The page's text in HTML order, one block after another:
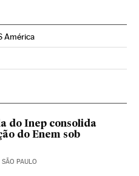
América
en Facebook
do Inep consolida
do Enem sob
SÃO PAULO